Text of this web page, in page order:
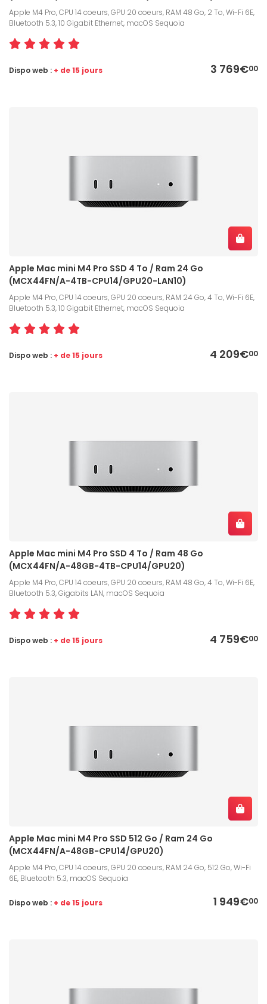
Apple M4 Pro, CPU 14 coeurs, GPU 20 coeurs, RAM 48 Go, 2 To, Wi-Fi 6E,
Bluetooth 5.3, 10 Gigabit Ethernet, macOS Sequoia
3 769€00
Dispo web : + de 15 jours
Apple Mac mini M4 Pro SSD 4 To / Ram 24 Go
(MCX44FN/A-4TB-CPU14/GPU20-LAN10)
Apple M4 Pro, CPU 14 coeurs, GPU 20 coeurs, RAM 24 Go, 4 To, Wi-Fi 6E,
Bluetooth 5.3, 10 Gigabit Ethernet, macOS Sequoia
4 209€00
Dispo web : + de 15 jours
Apple Mac mini M4 Pro SSD 4 To / Ram 48 Go
(MCX44FN/A-48GB-4TB-CPU14/GPU20)
Apple M4 Pro, CPU 14 coeurs, GPU 20 coeurs, RAM 48 Go, 4 To, Wi-Fi 6E,
Bluetooth 5.3, Gigabits LAN, macOS Sequoia
4 759€00
Dispo web : + de 15 jours
Apple Mac mini M4 Pro SSD 512 Go / Ram 24 Go
(MCX44FN/A-48GB-CPU14/GPU20)
Apple M4 Pro, CPU 14 coeurs, GPU 20 coeurs, RAM 24 Go, 512 Go, Wi-Fi
6E, Bluetooth 5.3, macOS Sequoia
1 949€00
Dispo web : + de 15 jours